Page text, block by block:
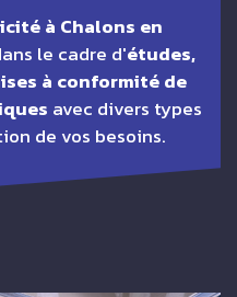
à Chalons en
le cadre d'études,
à conformité de
avec divers types
de vos besoins.